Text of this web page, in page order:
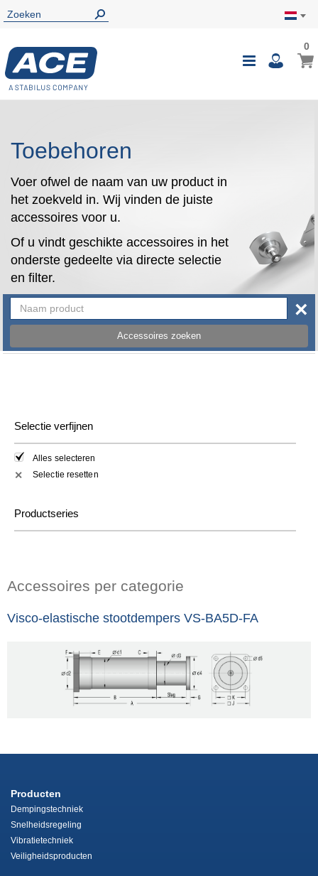
Toggle
00
Toebehoren
Voer ofwel de naam van uw product in
het zoekveld in. Wij vinden de juiste
accessoires voor u.
Of u vindt geschikte accessoires in het
onderste gedeelte via directe selectie
en filter.
Accessoires zoeken
×
Selectie verfijnen
Alles selecteren
✕ Selectie resetten
Productseries
Accessoires per categorie
Visco-elastische stootdempers VS-BA5D-FA
Producten
Dempingstechniek
Snelheidsregeling
Vibratietechniek
Veiligheidsproducten